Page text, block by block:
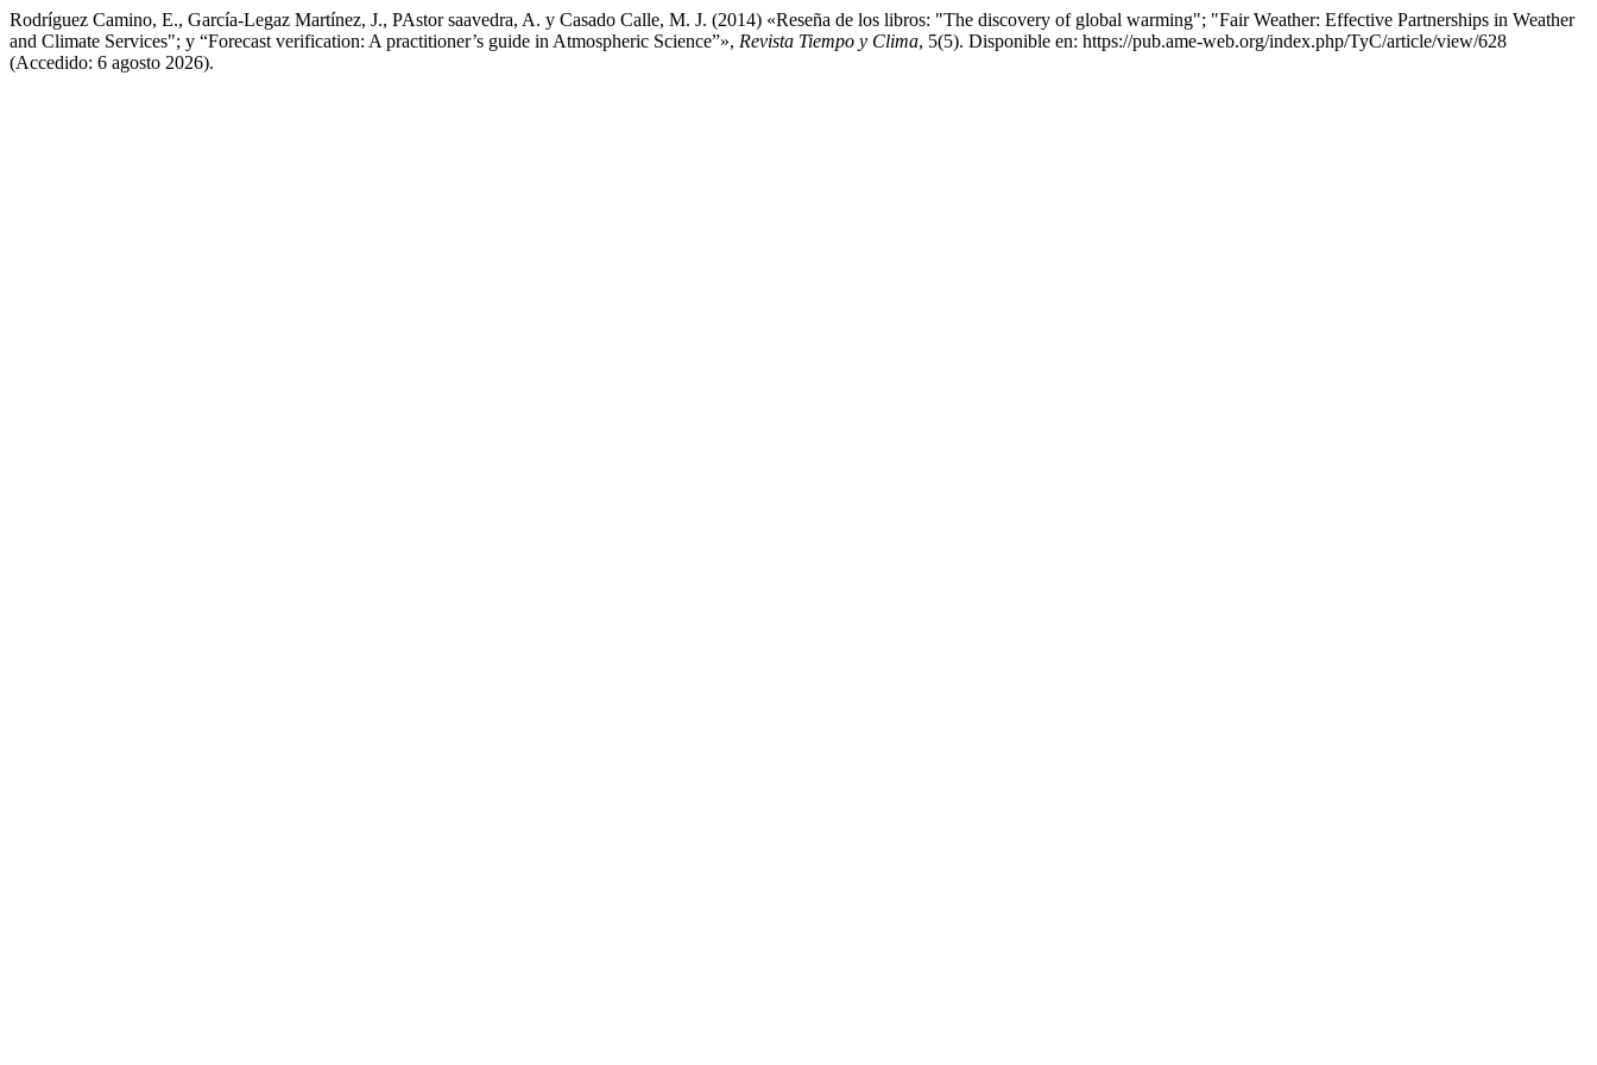
Rodríguez Camino, E., García-Legaz Martínez, J., PAstor saavedra, A. y Casado Calle, M. J. (2014) «Reseña de los libros: "The discovery of global warming"; "Fair Weather: Effective Partnerships in Weather
and Climate Services"; y “Forecast verification: A practitioner’s guide in Atmospheric Science”», Revista Tiempo y Clima, 5(5). Disponible en: https://pub.ame-web.org/index.php/TyC/article/view/628
(Accedido: 6 agosto 2026).